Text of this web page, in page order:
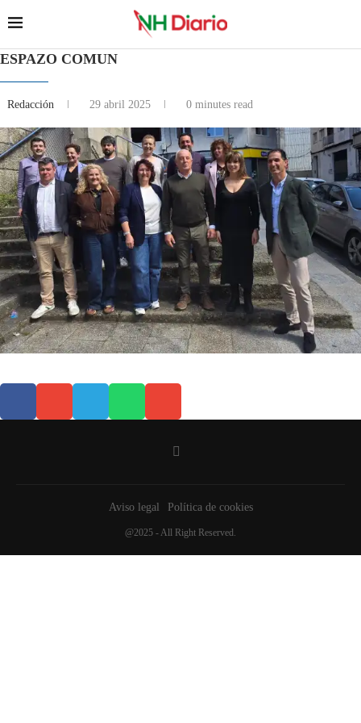
ESPAZO COMUN
Redacción 29 abril 2025 0 minutes read
Aviso legal Política de cookies
@2025 - All Right Reserved.